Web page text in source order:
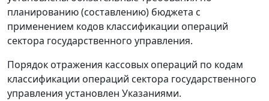
планированию (составлению) бюджета с
применением кодов классификации операций
сектора государственного управления.
Порядок отражения кассовых операций по кодам
классификации операций сектора государственного
управления установлен Указаниями.